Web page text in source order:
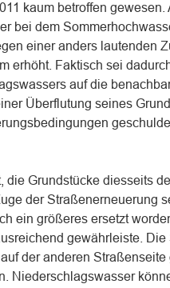
kaum betroffen
bei dem
einer anders lautenden
erhöht. Faktisch sei
auf die
Überflutung seines
die Grundstücke diesseits
der Straßenerneuerung
ein größeres ersetzt
gewährleiste.
der anderen
Niederschlagswasser